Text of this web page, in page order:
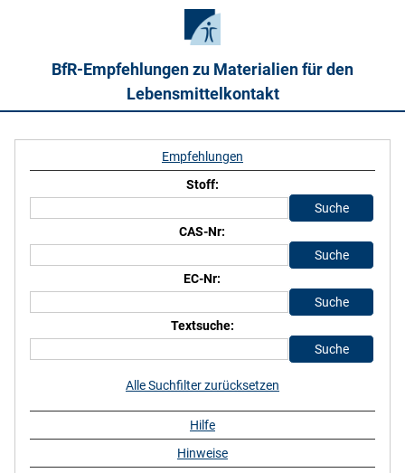
BfR-Empfehlungen zu Materialien für den
Lebensmittelkontakt
Empfehlungen
Stoff:
CAS-Nr:
EC-Nr:
Textsuche:
Alle Suchfilter zurücksetzen
Hilfe
Hinweise